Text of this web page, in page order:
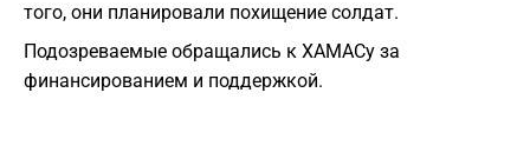
того, они планировали похищение солдат.
Подозреваемые обращались к ХАМАСу за
финансированием и поддержкой.